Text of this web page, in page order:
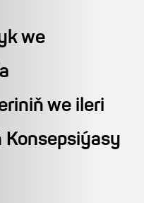
we
we ileri